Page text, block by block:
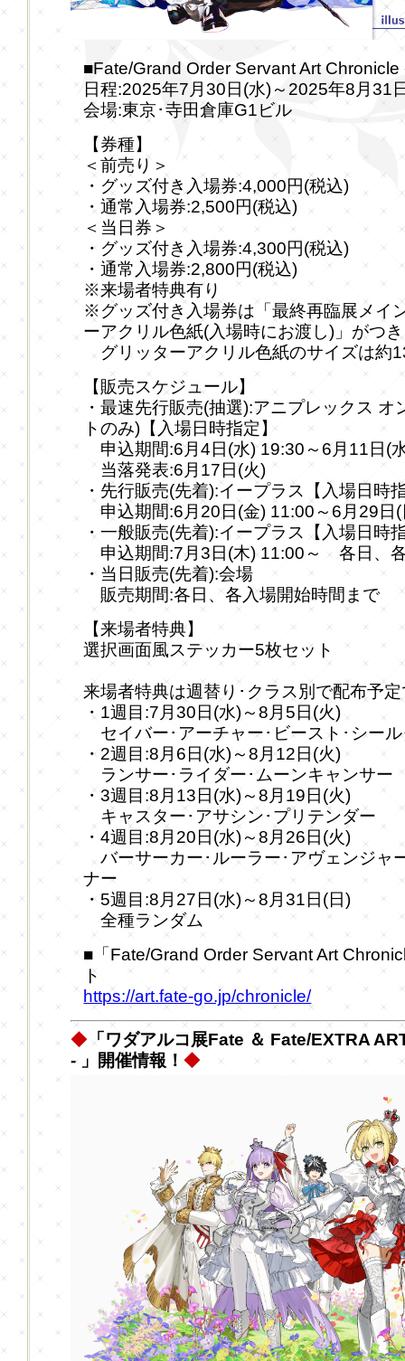
■Fate/Grand Order Servant Art Chronicle
日程:2025年7月30日(水)～2025年8月31
会場:東京･寺田倉庫G1ビル
【券種】
＜前売り＞
・グッズ付き入場券:4,000円(税込)
・通常入場券:2,500円(税込)
＜当日券＞
・グッズ付き入場券:4,300円(税込)
・通常入場券:2,800円(税込)
※来場者特典有り
※グッズ付き入場券は「最終再臨展メイ
ーアクリル色紙(入場時にお渡し)」がつ
グリッターアクリル色紙のサイズは約
【販売スケジュール】
・最速先行販売(抽選):アニプレックス
トのみ)【入場日時指定】
申込期間:6月4日(水) 19:30～6月11日(
当落発表:6月17日(火)
・先行販売(先着):イープラス【入場日時
申込期間:6月20日(金) 11:00～6月29日
・一般販売(先着):イープラス【入場日時
申込期間:7月3日(木) 11:00～ 各日、
・当日販売(先着):会場
販売期間:各日、各入場開始時間まで
【来場者特典】
選択画面風ステッカー5枚セット
来場者特典は週替り･クラス別で配布予
・1週目:7月30日(水)～8月5日(火)
セイバー･アーチャー･ビースト･シー
・2週目:8月6日(水)～8月12日(火)
ランサー･ライダー･ムーンキャンサー
・3週目:8月13日(水)～8月19日(火)
キャスター･アサシン･プリテンダー
・4週目:8月20日(水)～8月26日(火)
バーサーカー･ルーラー･アヴェンジャ
ナー
・5週目:8月27日(水)～8月31日(日)
全種ランダム
■「Fate/Grand Order Servant Art
ト
https://art.fate-go.jp/chronicle/
◆ 「ワダアルコ展Fate ＆ Fate/EXTRA
- 」開催情報！ ◆